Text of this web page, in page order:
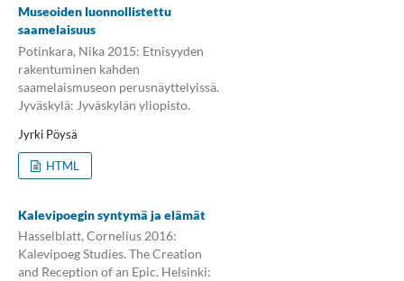
Museoiden luonnollistettu
saamelaisuus
Potinkara, Nika 2015: Etnisyyden
rakentuminen kahden
saamelaismuseon perusnäyttelyissä.
Jyväskylä: Jyväskylän yliopisto.
Jyrki Pöysä
HTML
Kalevipoegin syntymä ja elämät
Hasselblatt, Cornelius 2016:
Kalevipoeg Studies. The Creation
and Reception of an Epic. Helsinki: